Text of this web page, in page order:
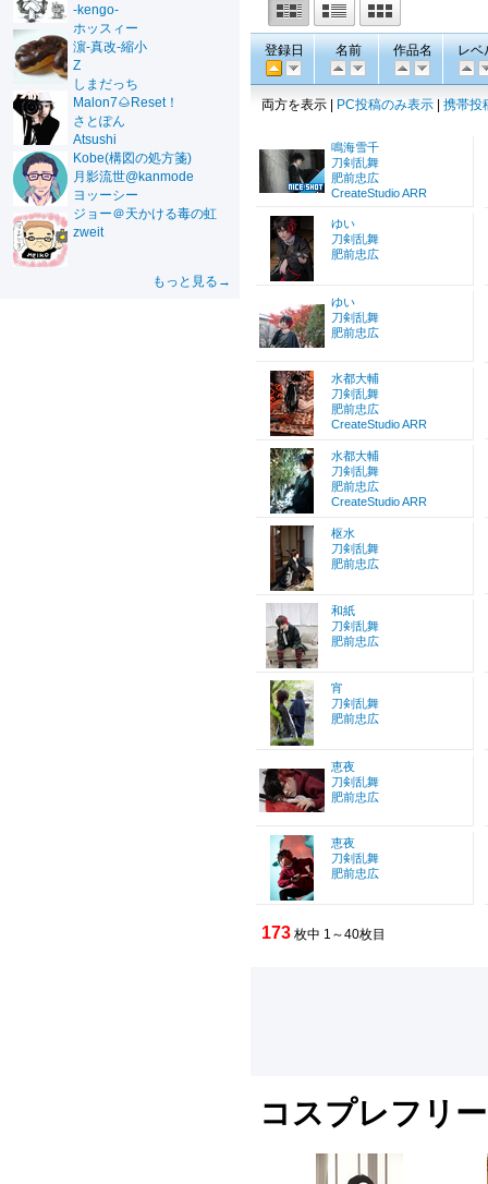
-kengo-
ホッスィー
濵-真改-縮小
Z
しまだっち
Malon7🌰Reset！
さとぽん
Atsushi
Kobe(構図の処方箋)
月影流世@kanmode
ヨッーシー
ジョー＠天かける毒の虹
zweit
もっと見る→
登録日 名前 作品名 レベ
両方を表示 | PC投稿のみ表示 携帯投
鳴海雪千
刀剣乱舞
肥前忠広
CreateStudio ARR
ゆい
刀剣乱舞
肥前忠広
ゆい
刀剣乱舞
肥前忠広
水都大輔
刀剣乱舞
肥前忠広
CreateStudio ARR
水都大輔
刀剣乱舞
肥前忠広
CreateStudio ARR
枢水
刀剣乱舞
肥前忠広
和紙
刀剣乱舞
肥前忠広
宵
刀剣乱舞
肥前忠広
恵夜
刀剣乱舞
肥前忠広
恵夜
刀剣乱舞
肥前忠広
173 枚中 1～40枚目
コスプレフリ